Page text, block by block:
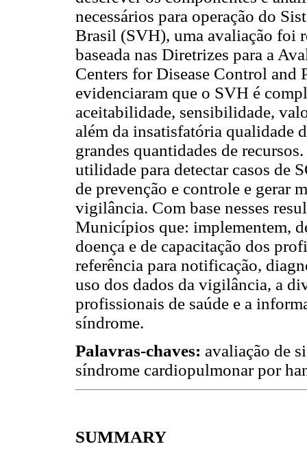
necessários para operação do
Brasil (SVH), uma avaliação foi
baseada nas Diretrizes para a
Centers for Disease Control
evidenciaram que o SVH é
aceitabilidade, sensibilidade,
além da insatisfatória qualidade
grandes quantidades de
utilidade para detectar casos de
de prevenção e controle e gerar
vigilância. Com base nesses
Municípios que: implementem,
doença e de capacitação dos
referência para notificação,
uso dos dados da vigilância, a
profissionais de saúde e a
síndrome.
Palavras-chaves: avaliação de
síndrome cardiopulmonar por
SUMMARY